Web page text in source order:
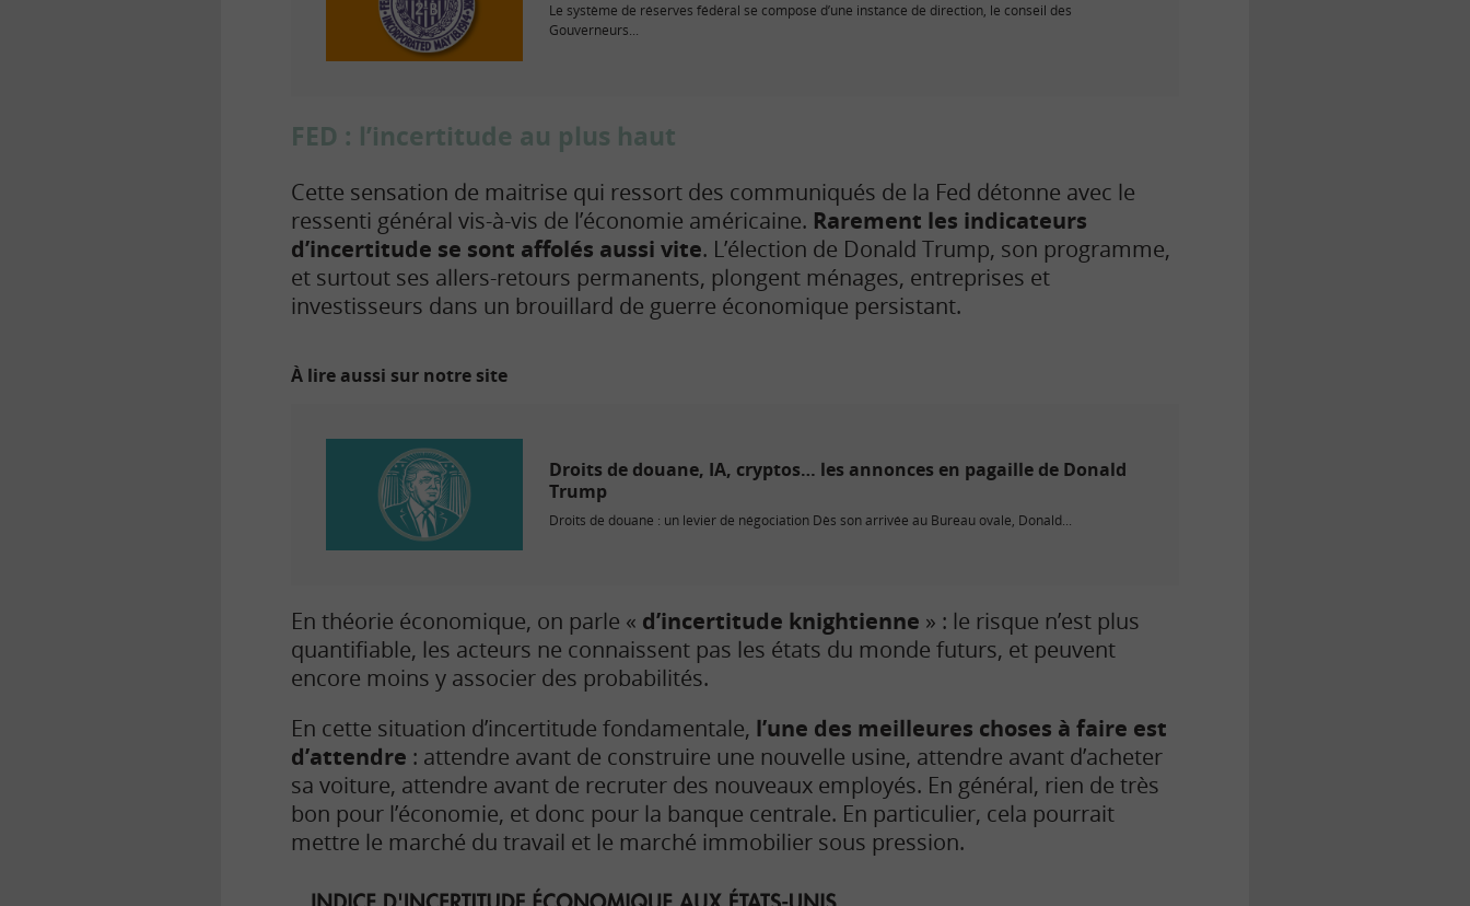
Le système de réserves fédéral se compose d’une instance de direction, le conseil des
Gouverneurs...
FED : l’incertitude au plus haut
Cette sensation de maitrise qui ressort des communiqués de la Fed détonne avec le
ressenti général vis-à-vis de l’économie américaine. Rarement les indicateurs
d’incertitude se sont affolés aussi vite. L’élection de Donald Trump, son programme,
et surtout ses allers-retours permanents, plongent ménages, entreprises et
investisseurs dans un brouillard de guerre économique persistant.
À lire aussi sur notre site
Droits de douane, IA, cryptos… les annonces en pagaille de Donald
Trump
Droits de douane : un levier de négociation Dès son arrivée au Bureau ovale, Donald...
En théorie économique, on parle « d’incertitude knightienne » : le risque n’est plus
quantifiable, les acteurs ne connaissent pas les états du monde futurs, et peuvent
encore moins y associer des probabilités.
En cette situation d’incertitude fondamentale, l’une des meilleures choses à faire est
d’attendre : attendre avant de construire une nouvelle usine, attendre avant d’acheter
sa voiture, attendre avant de recruter des nouveaux employés. En général, rien de très
bon pour l’économie, et donc pour la banque centrale. En particulier, cela pourrait
mettre le marché du travail et le marché immobilier sous pression.